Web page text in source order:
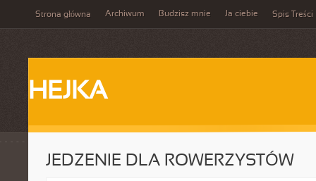
Strona główna Archiwum Budzisz mnie Ja ciebie Spis Treści
HEJKA
JEDZENIE DLA ROWERZYSTÓW